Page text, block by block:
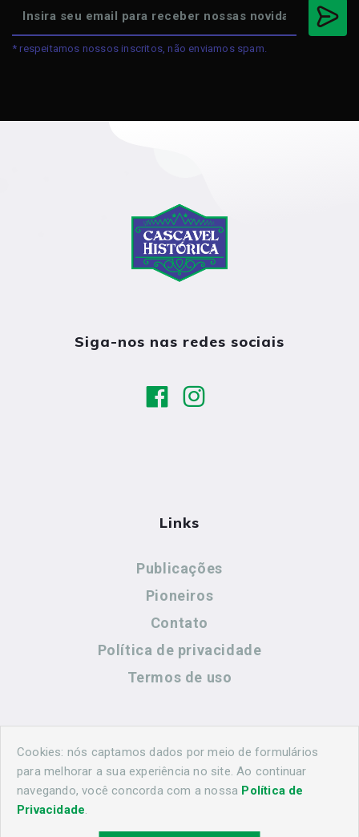
* respeitamos nossos inscritos, não enviamos spam.
Siga-nos nas redes sociais
Links
Publicações
Pioneiros
Contato
Política de privacidade
Termos de uso
Contato
(44) 99883-8883
Cookies: nós captamos dados por meio de formulários
para melhorar a sua experiência no site. Ao continuar
navegando, você concorda com a nossa Política de
Privacidade.